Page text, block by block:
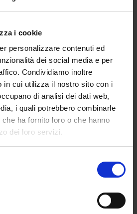
i cookie
personalizzare contenuti ed
dei social media e per
Condividiamo inoltre
in cui utilizza il nostro sito con i
di analisi dei dati web,
i quali potrebbero combinarle
ha fornito loro o che hanno
dei loro servizi.
Pensiero Stupendo FW23
d’autore italiane. La musica
finale dello show è, infatti, la
Marco Rambaldi. il designer
scelta già della FW2019
hanno sfilate sulle parole di
Guini Russo. Da lì in poi sono
canzoni che hanno calcato le
Carrà nella SS2022.
di “Pensiero Stupendo” di
la presentazione di Supernova,
2023. E poi ancora